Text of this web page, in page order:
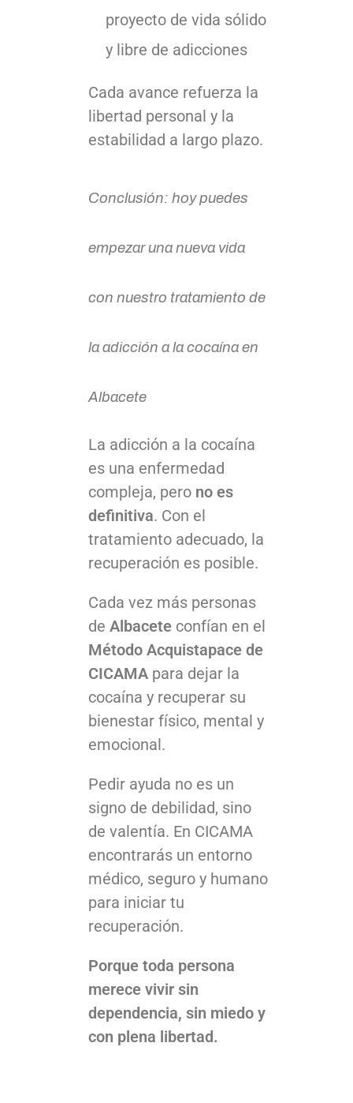
proyecto de vida sólido
y libre de adicciones
Cada avance refuerza la
libertad personal y la
estabilidad a largo plazo.
Conclusión: hoy puedes
empezar una nueva vida
con nuestro tratamiento de
la adicción a la cocaína en
Albacete
La adicción a la cocaína
es una enfermedad
compleja, pero no es
definitiva. Con el
tratamiento adecuado, la
recuperación es posible.
Cada vez más personas
de Albaceteconfían en el
Método Acquistapace de
CICAMApara dejar la
cocaína y recuperar su
bienestar físico, mental y
emocional.
Pedir ayuda no es un
signo de debilidad, sino
de valentía. En CICAMA
encontrarás un entorno
médico, seguro y humano
para iniciar tu
recuperación.
Porque toda persona
merece vivir sin
dependencia, sin miedo y
con plena libertad.